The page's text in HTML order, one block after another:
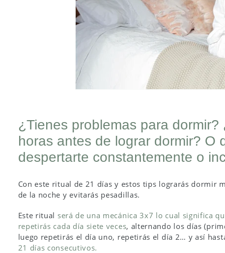
¿Tienes problemas para
horas antes de lograr dormir? O
despertarte constantemente o
Con este ritual de 21 días y estos tips lograrás dormir
de la noche y evitarás pesadillas.
Este ritual será de una mecánica 3x7 lo cual significa
repetirás cada día siete veces, alternando los días
luego repetirás el día uno, repetirás el día 2… y así
21 días consecutivos.